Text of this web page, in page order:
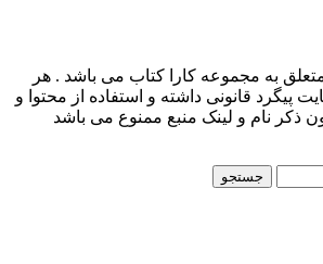
به مجموعه کارا کتاب می باشد . هر
پیگرد قانونی داشته و استفاده از محتوا و
ذکر نام و لینک منبع ممنوع می باشد
جستجو